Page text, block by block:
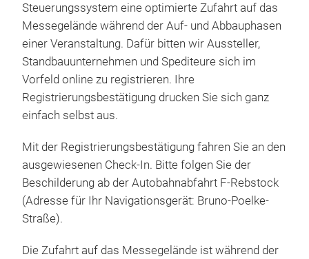
Steuerungssystem eine optimierte Zufahrt auf das
Messegelände während der Auf- und Abbauphasen
einer Veranstaltung. Dafür bitten wir Aussteller,
Standbauunternehmen und Spediteure sich im
Vorfeld online zu registrieren. Ihre
Registrierungsbestätigung drucken Sie sich ganz
einfach selbst aus.
Mit der Registrierungsbestätigung fahren Sie an den
ausgewiesenen Check-In. Bitte folgen Sie der
Beschilderung ab der Autobahnabfahrt F-Rebstock
(Adresse für Ihr Navigationsgerät: Bruno-Poelke-
Straße).
Die Zufahrt auf das Messegelände ist während der